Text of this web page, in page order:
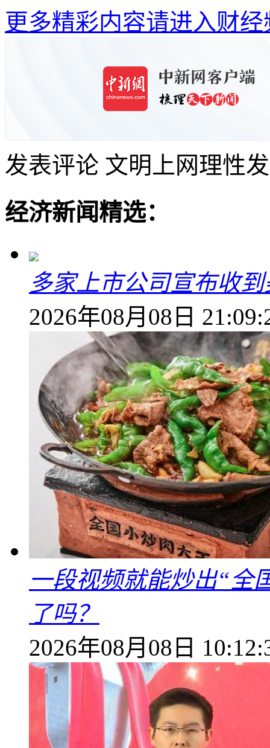
更多精彩内容请进入财经
发表评论 文明上网理性
经济新闻精选：
多家上市公司宣布收
2026年08月08日
一段视频就能炒出“全
了吗？
2026年08月08日